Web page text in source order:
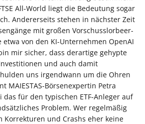
All-World liegt die Bedeutung sogar
Andererseits stehen in nächster Zeit
mit großen Vorschusslorbeer-
etwa von den KI-Unternehmen OpenAI
mir sicher, dass derartige gehypte
und auch damit
uns irgendwann um die Ohren
MAIESTAS-Börsenexpertin Petra
das für den typischen ETF-Anleger auf
Problem. Wer regelmäßig
Korrekturen und Crashs eher keine